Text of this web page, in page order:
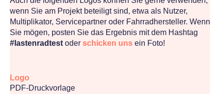
wenn Sie am Projekt beteiligt sind, etwa als Nutzer,
Multiplikator, Servicepartner oder Fahrradhersteller. Wenn
Sie mögen, posten Sie das Ergebnis mit dem Hashtag
#lastenradtest oder schicken uns ein Foto!
Logo
PDF-Druckvorlage